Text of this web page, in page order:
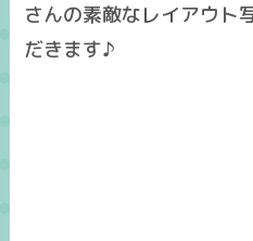
さんの素敵なレイアウト
だきます♪